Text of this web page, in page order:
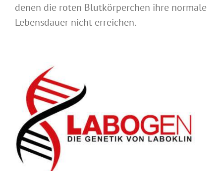
denen die roten Blutkörperchen ihre normale
Lebensdauer nicht erreichen.